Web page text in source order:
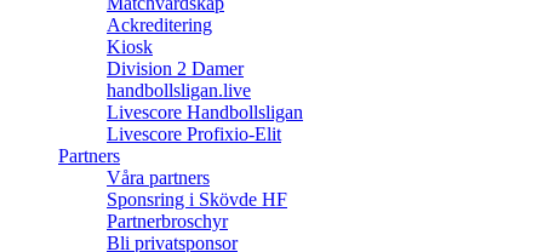
Ackreditering
Kiosk
Division 2 Damer
handbollsligan.live
Livescore Handbollsligan
Livescore Profixio-Elit
Partners
Våra partners
Sponsring i Skövde HF
Partnerbroschyr
Bli privatsponsor